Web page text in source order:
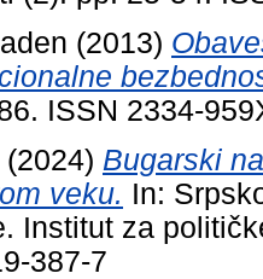
(2013)
ISSN 2334-
(2024) Bugarski
veku. In:
Institut za
387-7